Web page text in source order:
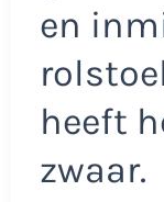
en
heeft
zwaar.